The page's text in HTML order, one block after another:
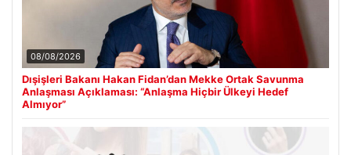
08/08/2026
Dışişleri Bakanı Hakan Fidan’dan Mekke Ortak Savunma
Anlaşması Açıklaması: “Anlaşma Hiçbir Ülkeyi Hedef
Almıyor”